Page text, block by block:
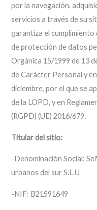
por la navegación,
servicios a través de su
garantiza el
de protección de datos
Orgánica 15/1999 de 13
de Carácter Personal y
diciembre, por el que se
de la LOPD, y en
(RGPD) (UE) 2016/679.
Titular del sitio:
-Denominación Social:
urbanos del sur S.L.U
-NIF: B21591649